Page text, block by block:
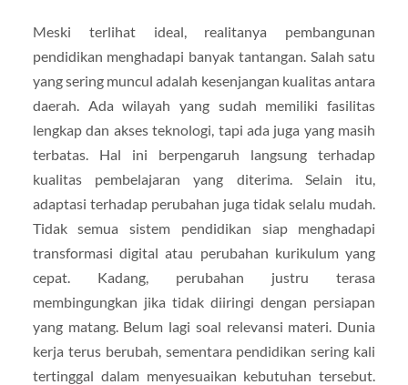
Meski terlihat ideal, realitanya pembangunan
pendidikan menghadapi banyak tantangan. Salah satu
yang sering muncul adalah kesenjangan kualitas antara
daerah. Ada wilayah yang sudah memiliki fasilitas
lengkap dan akses teknologi, tapi ada juga yang masih
terbatas. Hal ini berpengaruh langsung terhadap
kualitas pembelajaran yang diterima. Selain itu,
adaptasi terhadap perubahan juga tidak selalu mudah.
Tidak semua sistem pendidikan siap menghadapi
transformasi digital atau perubahan kurikulum yang
cepat. Kadang, perubahan justru terasa
membingungkan jika tidak diiringi dengan persiapan
yang matang. Belum lagi soal relevansi materi. Dunia
kerja terus berubah, sementara pendidikan sering kali
tertinggal dalam menyesuaikan kebutuhan tersebut.